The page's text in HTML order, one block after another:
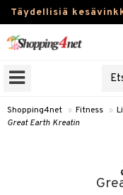
Täydellisiä
Kauneudenhoito
Piilolinssit
Shopping4net » Fitness »
Great Earth Kreatin